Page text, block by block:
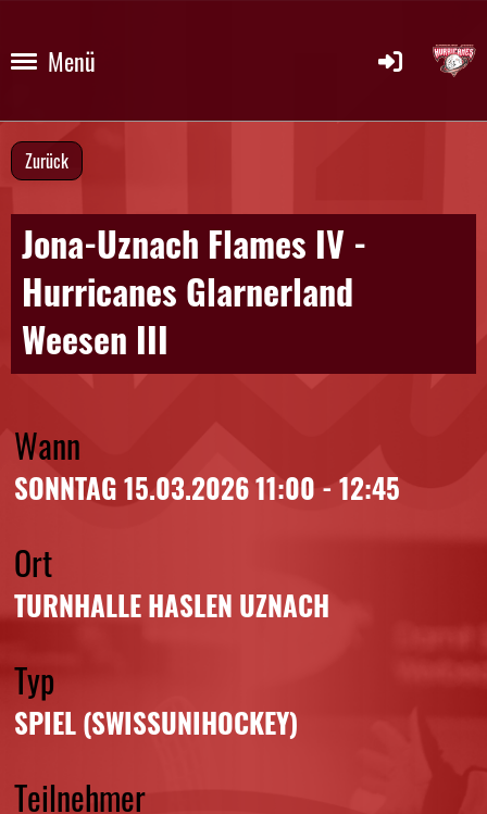
Menü
Zurück
Jona-Uznach Flames IV -
Hurricanes Glarnerland
Weesen III
Wann
SONNTAG 15.03.2026 11:00 - 12:45
Ort
TURNHALLE HASLEN UZNACH
Typ
SPIEL (SWISSUNIHOCKEY)
Teilnehmer